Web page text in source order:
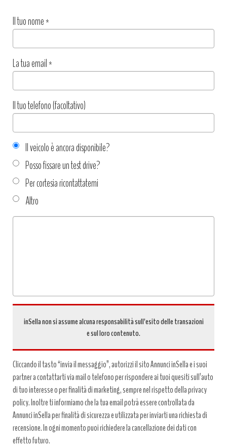
Il tuo nome*
La tua email*
Il tuo telefono (facoltativo)
Il veicolo è ancora disponibile?
Posso fissare un test drive?
Per cortesia ricontattatemi
Altro
Tipo
inSella non si assume alcuna responsabilità sull’esito delle transazioni
e sul loro contenuto.
Cliccando il tasto “invia il messaggio”, autorizzi il sito Annunci inSella e i suoi
partner a contattarti via mail o telefono per rispondere ai tuoi quesiti sull’auto
di tuo interesse o per finalità di marketing, sempre nel rispetto della privacy
policy. Inoltre ti informiamo che la tua email potrà essere controllata da
Annunci inSella per finalità di sicurezza e utilizzata per inviarti una richiesta di
recensione. In ogni momento puoi richiedere la cancellazione dei dati con
effetto futuro.